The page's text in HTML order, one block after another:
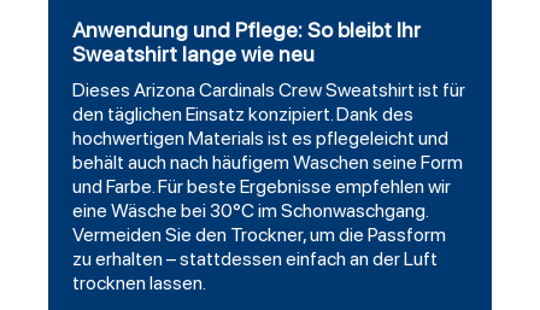
Anwendung und Pflege: So bleibt Ihr
Sweatshirt lange wie neu
Dieses Arizona Cardinals Crew Sweatshirt ist für
den täglichen Einsatz konzipiert. Dank des
hochwertigen Materials ist es pflegeleicht und
behält auch nach häufigem Waschen seine Form
und Farbe. Für beste Ergebnisse empfehlen wir
eine Wäsche bei 30°C im Schonwaschgang.
Vermeiden Sie den Trockner, um die Passform
zu erhalten – stattdessen einfach an der Luft
trocknen lassen.